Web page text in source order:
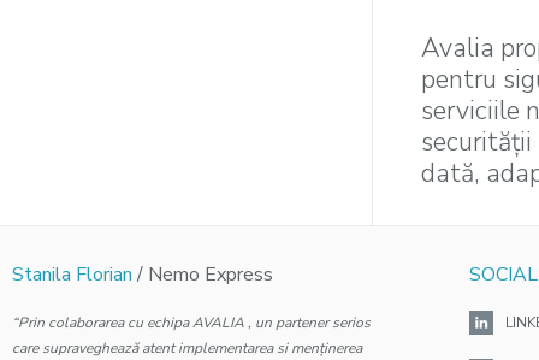
Avalia
pentru
serviciile
securităţii
dată,
Stanila Florian/ Nemo Express
“Prin colaborarea cu echipa AVALIA , un partener serios
care supraveghează atent implementarea si menținerea